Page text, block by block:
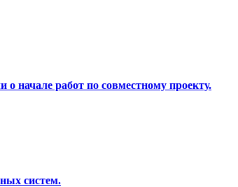
начале работ по совместному проекту.
систем.